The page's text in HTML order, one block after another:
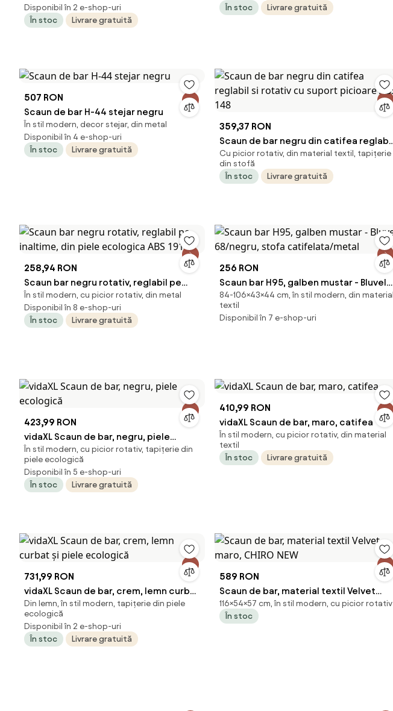
Disponibil în 2 e-shop-uri
În stoc
Livrare gratuită
În stoc
Livrare gratuită
507 RON
Scaun de bar H-44 stejar negru
În stil modern, decor stejar, din metal
Disponibil în 4 e-shop-uri
În stoc
Livrare gratuită
359,37 RON
Scaun de bar negru din catifea reglabil
si rotativ cu suport picioare ABS 148
Cu picior rotativ, din material textil, tapițerie
din stofă
În stoc
Livrare gratuită
258,94 RON
Scaun bar negru rotativ, reglabil pe
inaltime, din piele ecologica ABS 191
În stil modern, cu picior rotativ, din metal
Disponibil în 8 e-shop-uri
În stoc
Livrare gratuită
256 RON
Scaun bar H95, galben mustar - Bluvel
68/negru, stofa catifelata/metal
84-106×43×44 cm, în stil modern, din material
textil
Disponibil în 7 e-shop-uri
423,99 RON
vidaXL Scaun de bar, negru, piele
ecologică
În stil modern, cu picior rotativ, tapițerie din
piele ecologică
Disponibil în 5 e-shop-uri
În stoc
Livrare gratuită
410,99 RON
vidaXL Scaun de bar, maro, catifea
În stil modern, cu picior rotativ, din material
textil
În stoc
Livrare gratuită
731,99 RON
vidaXL Scaun de bar, crem, lemn curbat
și piele ecologică
Din lemn, în stil modern, tapițerie din piele
ecologică
Disponibil în 2 e-shop-uri
În stoc
Livrare gratuită
589 RON
Scaun de bar, material textil Velvet
maro, CHIRO NEW
116×54×57 cm, în stil modern, cu picior rotativ
În stoc